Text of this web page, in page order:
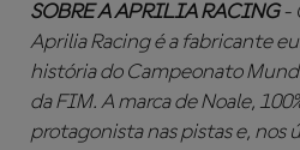
SOBRE A APRILIA RACING-
Aprilia Racing é a fabricante
história do Campeonato
da FIM. A marca de Noale,
protagonista nas pistas e, nos